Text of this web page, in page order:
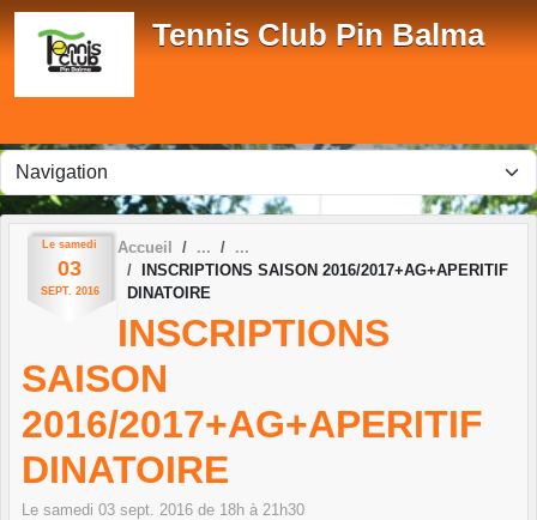
Tennis Club Pin Balma
Le samedi
03
SEPT. 2016
Accueil
INSCRIPTIONS SAISON 2016/2017+AG+APERITIF
DINATOIRE
INSCRIPTIONS
SAISON
2016/2017+AG+APERITIF
DINATOIRE
Le samedi 03 sept. 2016 de 18h à 21h30
Panneau de gestion des cookies